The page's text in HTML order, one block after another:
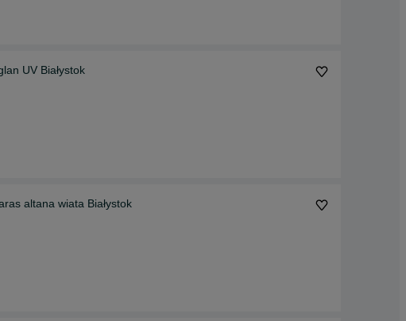
UV Białystok
altana wiata Białystok